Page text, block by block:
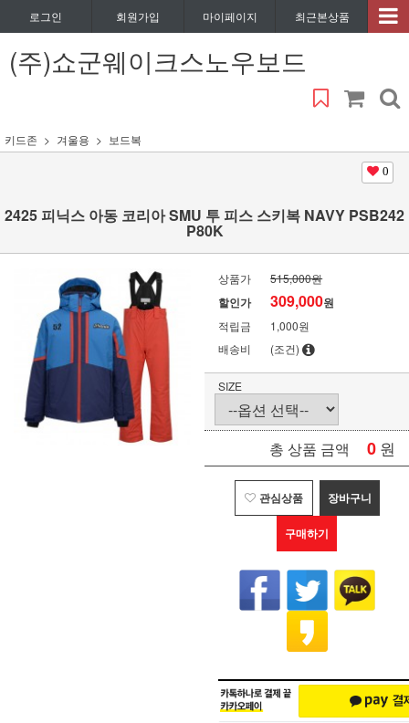
로그인 회원가입 마이페이지 최근본상품
(주)쇼군웨이크스노우보드
키드존 겨울용 보드복
0
2425 피닉스 아동 코리아 SMU 투 피스 스키복 NAVY PSB242
P80K
상품가 515,000원
할인가 309,000원
적립금
1,000원
배송비
(조건)
SIZE
총 상품 금액 0 원
관심상품 장바구니
구매하기